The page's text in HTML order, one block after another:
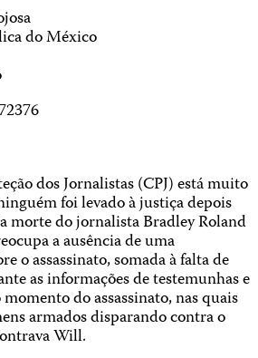
do México
dos Jornalistas (CPJ) está muito
foi levado à justiça depois
morte do jornalista Bradley Roland
a ausência de uma
o assassinato, somada à falta de
as informações de testemunhas e
do assassinato, nas quais
armados disparando contra o
Will.